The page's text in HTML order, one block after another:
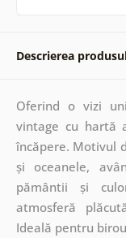
Descrierea
Oferind o vizi
vintage cu hartă
încăpere. Motivul
și oceanele,
pământii și
atmosferă
Ideală pentru